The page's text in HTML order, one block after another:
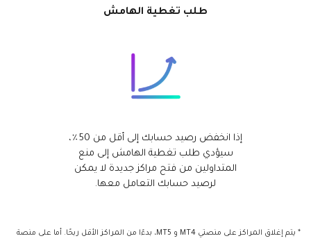
طلب تغطية الهامش
إذا انخفض رصيد حسابك إلى أقل من 50٪،
سيؤدي طلب تغطية الهامش إلى منع
المتداولين من فتح مراكز جديدة لا يمكن
لرصيد حسابك التعامل معها.
* يتم إغلاق المراكز على منصتي MT4 و MT5، بدءًا من المراكز الأقل ربحًا. أما على منصة